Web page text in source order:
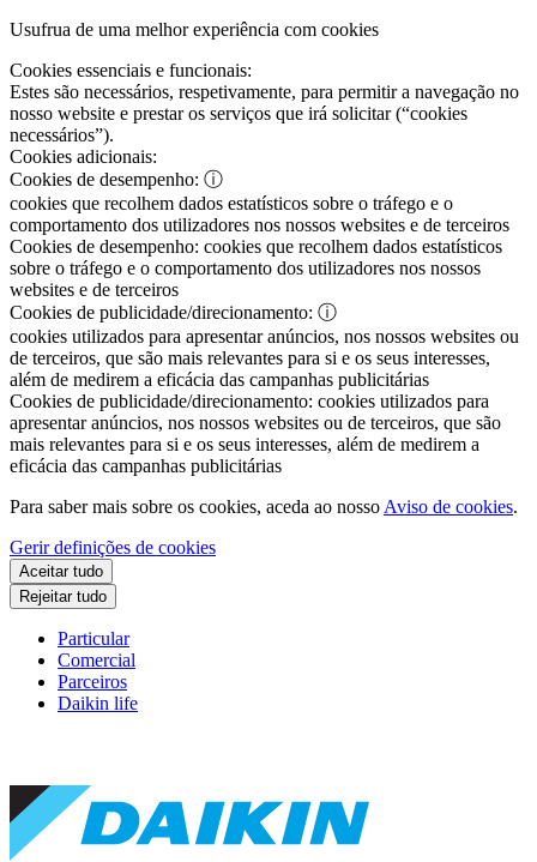
Usufrua de uma melhor experiência com cookies
Cookies essenciais e funcionais:
Estes são necessários, respetivamente, para permitir a navegação no
nosso website e prestar os serviços que irá solicitar (“cookies
necessários”).
Cookies adicionais:
Cookies de desempenho: ⓘ
cookies que recolhem dados estatísticos sobre o tráfego e o
comportamento dos utilizadores nos nossos websites e de terceiros
Cookies de desempenho: cookies que recolhem dados estatísticos
sobre o tráfego e o comportamento dos utilizadores nos nossos
websites e de terceiros
Cookies de publicidade/direcionamento: ⓘ
cookies utilizados para apresentar anúncios, nos nossos websites ou
de terceiros, que são mais relevantes para si e os seus interesses,
além de medirem a eficácia das campanhas publicitárias
Cookies de publicidade/direcionamento: cookies utilizados para
apresentar anúncios, nos nossos websites ou de terceiros, que são
mais relevantes para si e os seus interesses, além de medirem a
eficácia das campanhas publicitárias
Para saber mais sobre os cookies, aceda ao nosso Aviso de cookies.
Gerir definições de cookies
Aceitar tudo
Rejeitar tudo
Particular
Comercial
Parceiros
Daikin life